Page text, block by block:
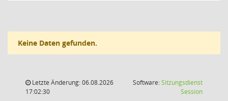
Keine Daten gefunden.
Letzte Änderung: 06.08.2026
17:02:30
Software:Sitzungsdienst
Session(Wird in